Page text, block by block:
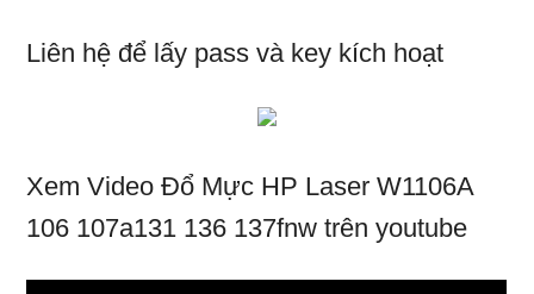
Liên hệ để lấy pass và key kích hoạt
Xem Video Đổ Mực HP Laser W1106A
106 107a131 136 137fnw trên youtube